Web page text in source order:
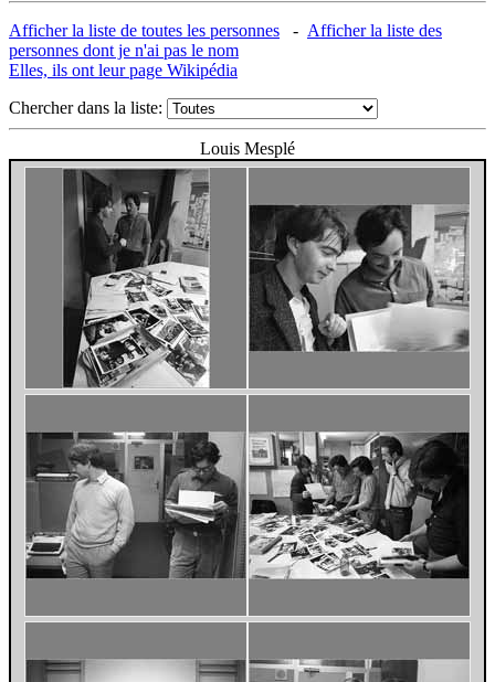
Afficher la liste de toutes les personnes - Afficher la liste des
personnes dont je n'ai pas le nom
Elles, ils ont leur page Wikipédia
Chercher dans la liste:
Louis Mesplé